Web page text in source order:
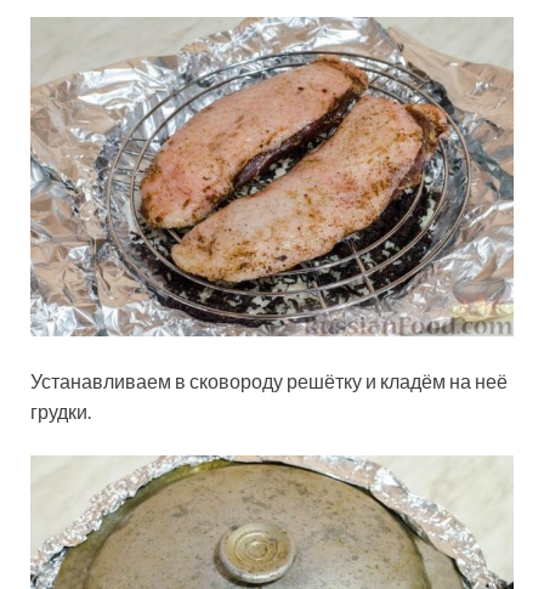
Устанавливаем в сковороду решётку и кладём на неё
грудки.